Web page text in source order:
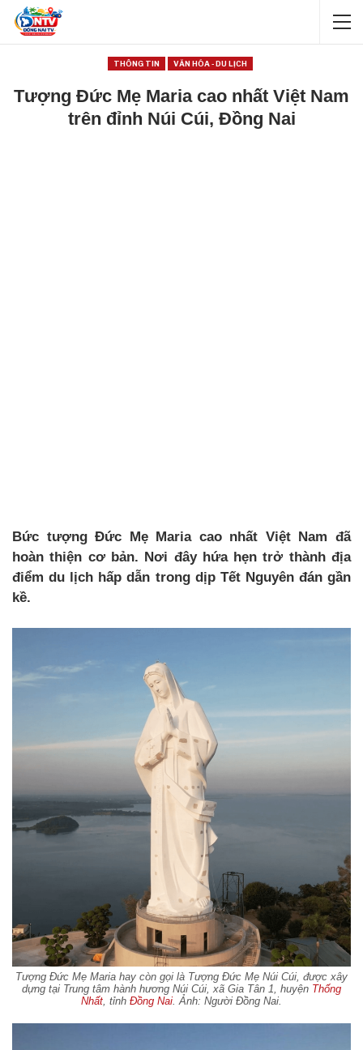
THÔNG TIN VĂN HÓA - DU LỊCH
Tượng Đức Mẹ Maria cao nhất Việt Nam
trên đỉnh Núi Cúi, Đồng Nai
Bức tượng Đức Mẹ Maria cao nhất Việt Nam đã
hoàn thiện cơ bản. Nơi đây hứa hẹn trở thành địa
điểm du lịch hấp dẫn trong dịp Tết Nguyên đán gần
kề.
Tượng Đức Mẹ Maria hay còn gọi là Tượng Đức Mẹ Núi Cúi, được xây
dựng tại Trung tâm hành hương Núi Cúi, xã Gia Tân 1, huyện Thống
Nhất, tỉnh Đồng Nai. Ảnh: Người Đồng Nai.